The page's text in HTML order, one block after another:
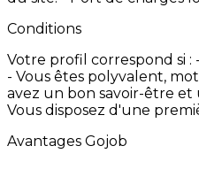
Conditions
Votre profil correspond si : -
- Vous êtes polyvalent,
avez un bon savoir-être et
Vous disposez d'une
Avantages Gojob